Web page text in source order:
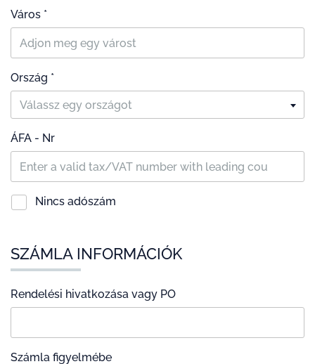
Város *
Ország *
Válassz egy országot
ÁFA - Nr
Nincs adószám
SZÁMLA INFORMÁCIÓK
Rendelési hivatkozása vagy PO
Számla figyelmébe